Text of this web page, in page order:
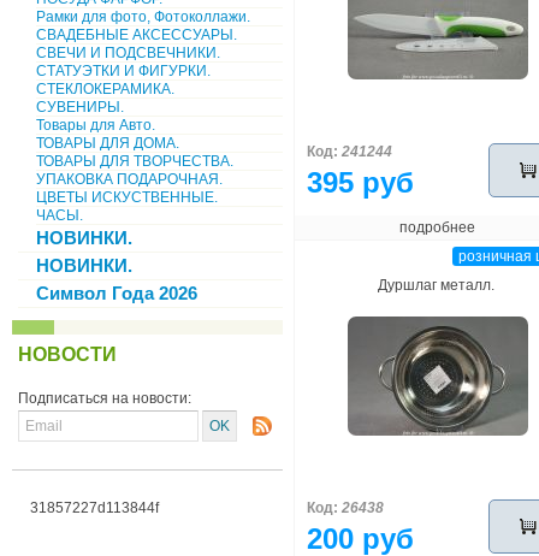
Рамки для фото, Фотоколлажи.
СВАДЕБНЫЕ АКСЕССУАРЫ.
СВЕЧИ И ПОДСВЕЧНИКИ.
СТАТУЭТКИ И ФИГУРКИ.
СТЕКЛОКЕРАМИКА.
СУВЕНИРЫ.
Товары для Авто.
ТОВАРЫ ДЛЯ ДОМА.
ТОВАРЫ ДЛЯ ТВОРЧЕСТВА.
УПАКОВКА ПОДАРОЧНАЯ.
ЦВЕТЫ ИСКУСТВЕННЫЕ.
ЧАСЫ.
НОВИНКИ.
НОВИНКИ.
Символ Года 2026
НОВОСТИ
Подписаться на новости:
31857227d113844f
Код: 241244
395 руб
подробнее
розничная
Дуршлаг металл.
Код: 26438
200 руб